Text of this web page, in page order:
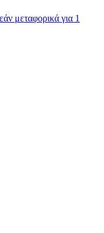
μεταφορικά για 1